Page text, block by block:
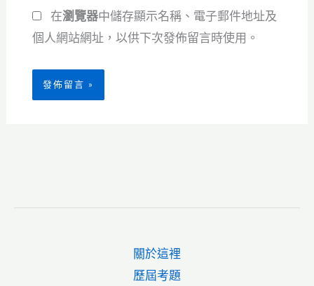
*
址
在瀏覽器中儲存顯示名稱、電子郵件地址及
個人網站網址，以供下次發佈留言時使用。
關於這裡
歷屆考題